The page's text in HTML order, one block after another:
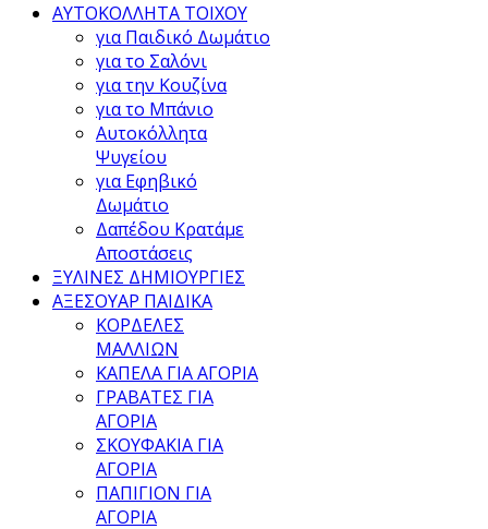
ΑΥΤΟΚΟΛΛΗΤΑ ΤΟΙΧΟΥ
για Παιδικό Δωμάτιο
για το Σαλόνι
για την Κουζίνα
για το Μπάνιο
Αυτοκόλλητα
Ψυγείου
για Εφηβικό
Δωμάτιο
Δαπέδου Κρατάμε
Αποστάσεις
ΞΥΛΙΝΕΣ ΔΗΜΙΟΥΡΓΙΕΣ
ΑΞΕΣΟΥΑΡ ΠΑΙΔΙΚΑ
ΚΟΡΔΕΛΕΣ
ΜΑΛΛΙΩΝ
ΚΑΠΕΛΑ ΓΙΑ ΑΓΟΡΙΑ
ΓΡΑΒΑΤΕΣ ΓΙΑ
ΑΓΟΡΙΑ
ΣΚΟΥΦΑΚΙΑ ΓΙΑ
ΑΓΟΡΙΑ
ΠΑΠΙΓΙΟΝ ΓΙΑ
ΑΓΟΡΙΑ